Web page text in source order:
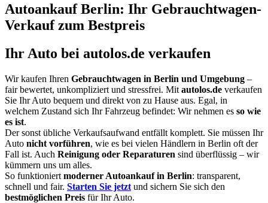
Autoankauf Berlin: Ihr Gebrauchtwagen-
Verkauf zum Bestpreis
Ihr Auto bei autolos.de verkaufen
Wir kaufen Ihren Gebrauchtwagen in Berlin und Umgebung –
fair bewertet, unkompliziert und stressfrei. Mit autolos.de verkaufen
Sie Ihr Auto bequem und direkt von zu Hause aus. Egal, in
welchem Zustand sich Ihr Fahrzeug befindet: Wir nehmen es so wie
es ist.
Der sonst übliche Verkaufsaufwand entfällt komplett. Sie müssen Ihr
Auto nicht vorführen, wie es bei vielen Händlern in Berlin oft der
Fall ist. Auch Reinigung oder Reparaturen sind überflüssig – wir
kümmern uns um alles.
So funktioniert moderner Autoankauf in Berlin: transparent,
schnell und fair. Starten Sie jetzt und sichern Sie sich den
bestmöglichen Preis für Ihr Auto.